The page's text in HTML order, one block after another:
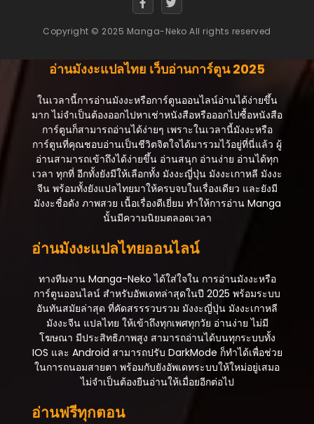
ตอนที่ 56
ตอนที่ 55
ตอนที่ 54
สิงหาคม 20, 2025
ตอนที่ 53
สิงหาคม 20, 2025
ตอนที่ 52
ตอนที่ 51
ตอนที่ 50
สิงหาคม 20, 2025
ตอนที่ 49
สิงหาคม 20, 2025
ตอนที่ 47
Copyright © 2025 Manga-Neko All rights reserved
อ่านมังงะแปลไทย เว็บอ่านการ์ตูน 2025
ในเวลานี้การอ่านมังงะหรือการ์ตูนออนไลน์อ่านได้ง่ายขึ้น
มาก ไม่จำเป็นต้องออกไปหาเช่าหนังสือหรือออกไปซื้อหนังสือ
การ์ตูนก็สามารถอ่านได้ง่ายๆ เพราะในเวลานี้มังงะหรือ
การ์ตูนที่คุณชอบอ่านเป็นชีวิตจิตใจได้มารวมไว้อยู่ที่นี่แล้ว ผู้
อ่านสามารถเข้าถึงได้ง่ายขึ้น อ่านสนุก อ่านง่าย อ่านได้ทุก
เวลา ทุกที่ อีกทั้งยังมีให้เลือกทั้ง มังงะญี่ปุ่น มังงะเกาหลี มังงะ
จีน พร้อมทั้งยังแปลไทยมาให้ครบจบในเรื่องเดียว และยังมี
มังงะชื่อดัง ภาพสวย เนื้อเรื่องดีเยี่ยม ทำให้การอ่าน Manga
นั้นมีความนิยมตลอดเวลา
อ่านมังงะแปลไทยออนไลน์
ทางทีมงาน Manga-Neko ได้ใส่ใจใน การอ่านมังงะหรือ
การ์ตูนออนไลน์ สำหรับอัพเดทล่าสุดในปี 2025 พร้อมระบบ
อันทันสมัยล่าสุด ที่คัดสรรรวบรวม มังงะญี่ปุ่น มังงะเกาหลี
มังงะจีน แปลไทย ให้เข้าถึงทุกเพศทุกวัย อ่านง่าย ไม่มี
โฆษณา มีประสิทธิภาพสูง สามารถอ่านได้บนทุกระบบทั้ง
IOS และ Android สามารถปรับ DarkMode ก็ทำได้เพื่อช่วย
ในการถนอมสายตา พร้อมกับยังอัพเดทระบบให้ใหม่อยู่เสมอ
ไม่จำเป็นต้องยืนอ่านให้เมื่อยอีกต่อไป
อ่านฟรีทุกตอน